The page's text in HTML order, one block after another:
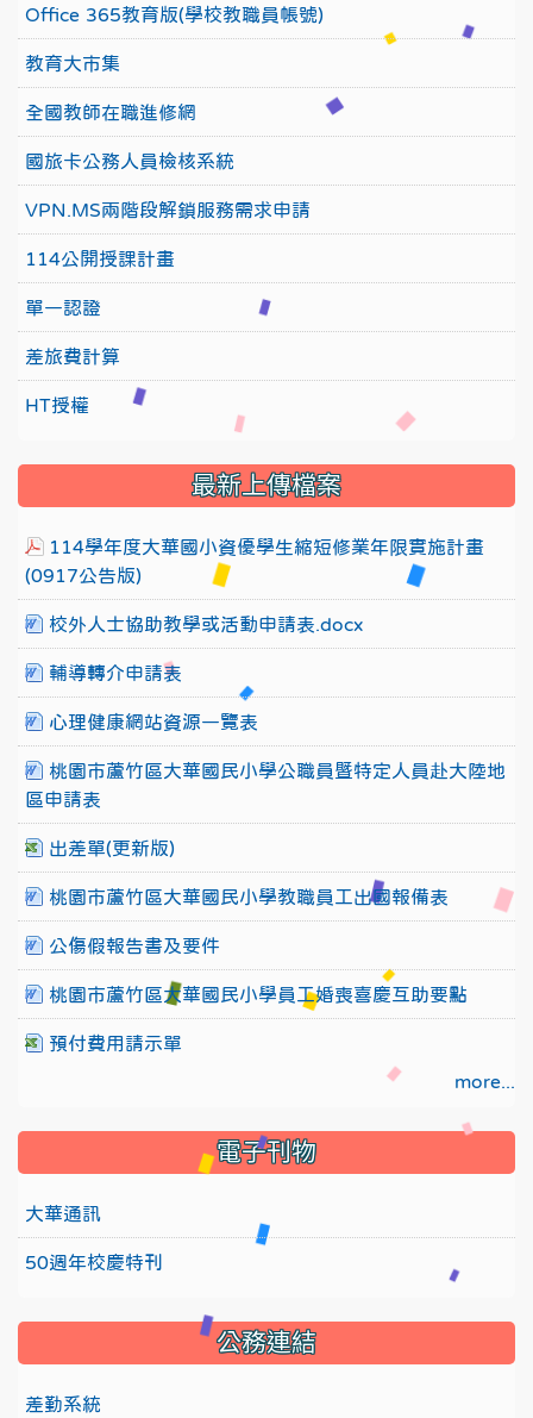
Office 365教育版(學校教職員帳號)
教育大市集
全國教師在職進修網
國旅卡公務人員檢核系統
VPN.MS兩階段解鎖服務需求申請
114公開授課計畫
單一認證
差旅費計算
HT授權
最新上傳檔案
114學年度大華國小資優學生縮短修業年限實施計畫
(0917公告版)
校外人士協助教學或活動申請表.docx
輔導轉介申請表
心理健康網站資源一覽表
桃園市蘆竹區大華國民小學公職員暨特定人員赴大陸地
區申請表
出差單(更新版)
桃園市蘆竹區大華國民小學教職員工出國報備表
公傷假報告書及要件
桃園市蘆竹區大華國民小學員工婚喪喜慶互助要點
預付費用請示單
more...
電子刊物
大華通訊
50週年校慶特刊
公務連結
差勤系統